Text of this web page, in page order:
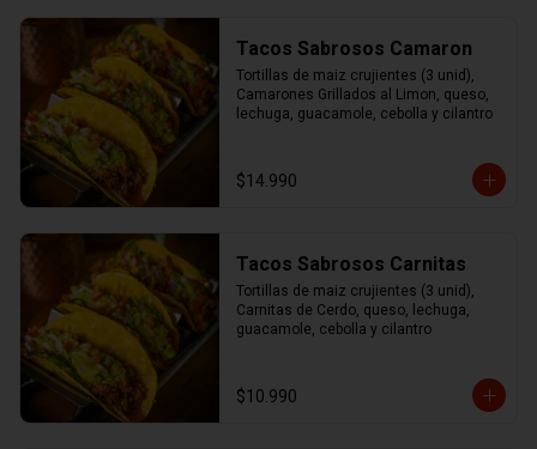
Tacos Sabrosos Camaron
Tortillas de maiz crujientes (3 unid),
Camarones Grillados al Limon, queso,
lechuga, guacamole, cebolla y cilantro
$14.990
Tacos Sabrosos Carnitas
Tortillas de maiz crujientes (3 unid),
Carnitas de Cerdo, queso, lechuga,
guacamole, cebolla y cilantro
$10.990